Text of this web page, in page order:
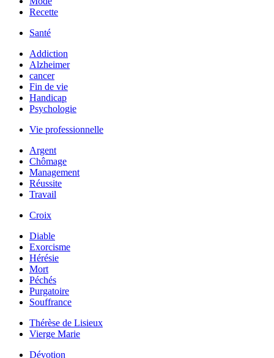
Recette
Santé
Addiction
Alzheimer
cancer
Fin de vie
Handicap
Psychologie
Vie professionnelle
Argent
Chômage
Management
Réussite
Travail
Croix
Diable
Exorcisme
Hérésie
Mort
Péchés
Purgatoire
Souffrance
Thérèse de Lisieux
Vierge Marie
Dévotion